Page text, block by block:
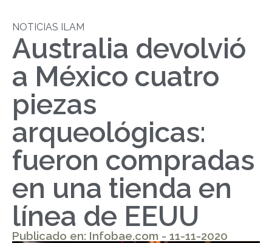
NOTICIAS ILAM
Australia devolvió
a México cuatro
piezas
arqueológicas:
fueron compradas
en una tienda en
línea de EEUU
Publicado en: Infobae.com - 11-11-2020